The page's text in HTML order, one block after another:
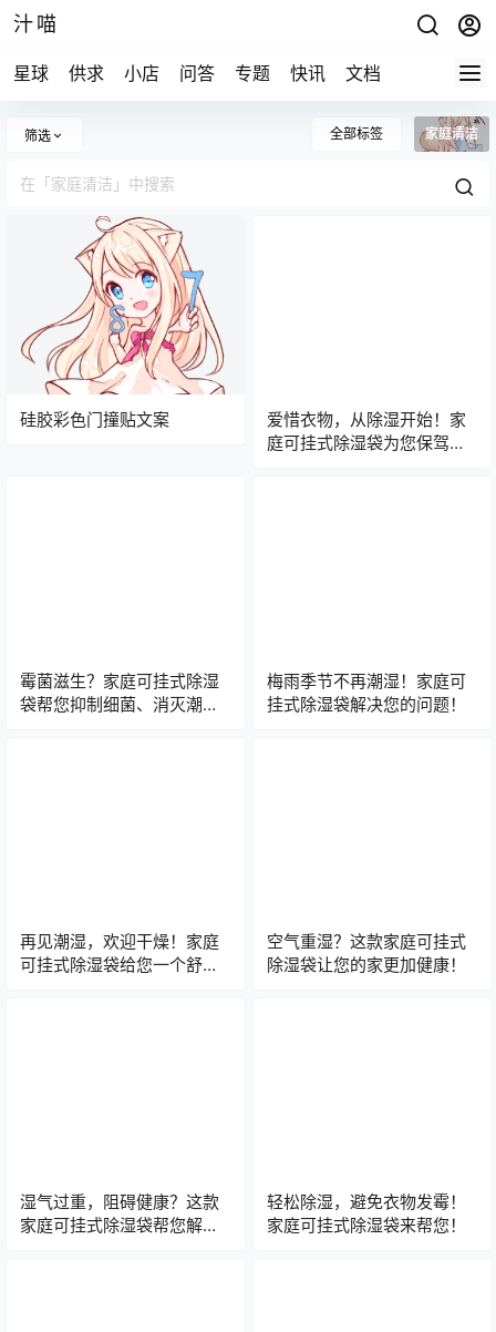
汁喵
星球 供求 小店 问答 专题 快讯 文档
筛选 全部标签 家庭清洁
硅胶彩色门撞贴文案
爱惜衣物，从除湿开始！家
庭可挂式除湿袋为您保驾护
霉菌滋生？家庭可挂式除湿
袋帮您抑制细菌、消灭潮
梅雨季节不再潮湿！家庭可
挂式除湿袋解决您的问题！
再见潮湿，欢迎干燥！家庭
可挂式除湿袋给您一个舒适
空气重湿？这款家庭可挂式
除湿袋让您的家更加健康！
湿气过重，阻碍健康？这款
家庭可挂式除湿袋帮您解
轻松除湿，避免衣物发霉！
家庭可挂式除湿袋来帮您！